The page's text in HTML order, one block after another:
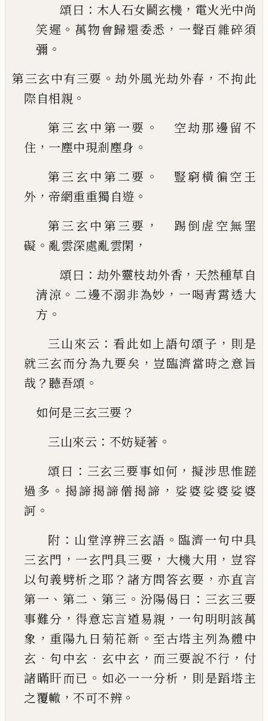
頌曰 ： 木人石女鬬玄機 ， 電火光中尚
笑遲 。 萬物會歸還委悉 ， 一聲百雜碎須
彌 。
第三玄中有三要 。劫外風光劫外春 ，不拘此
際自相親 。
第三玄中第一要 。
空劫那邊留不
住 ， 一塵中現剎塵身 。
第三玄中第二要 。
豎窮橫徧空王
外 ， 帝網重重獨自遊 。
第三玄中第三要 ，
踢倒虗空無罣
礙 。 亂雲深處亂雲閑 ，
頌曰 ： 劫外靈枝劫外香 ， 天然種草自
清涼 。 二邊不溺非為妙 ， 一喝青霄透大
方 。
三山來云 ： 看此如上語句頌子 ， 則是
就三玄而分為九要矣 ， 豈臨濟當時之意旨
哉 ？ 聽吾頌 。
如何是三玄三要 ？
三山來云 ： 不妨疑著 。
頌曰 ： 三玄三要事如何 ，擬涉思惟蹉
過多 。 揭諦揭諦僧揭諦 ， 娑婆娑婆娑婆
訶 。
附 ： 山堂淳辨三玄語 。 臨濟一句中具
三玄門 ， 一玄門具三要 ， 大機大用 ， 豈容
以句義劈析之耶 ？ 諸方問答玄要 ，亦直言
第一 、 第二 、 第三 。 汾陽偈曰 ： 三玄三要
事難分 ， 得意忘言道易親 ， 一句明明該萬
象 ， 重陽九日菊花新 。 至古塔主列為體中
玄 ． 句中玄 ． 玄中玄 ， 而三要說不行 ， 付
諸瞞盰而已 。 如必一一分析 ， 則是蹈塔主
之覆轍 ， 不可不辨 。